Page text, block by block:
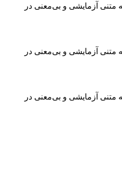
متنی آزمایشی و بی‌معنی در
متنی آزمایشی و بی‌معنی در
متنی آزمایشی و بی‌معنی در